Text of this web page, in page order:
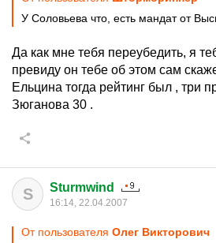
У Соловьева что, есть мандат от
Да как мне тебя переубедить, я
превиду он тебе об этом сам
Ельцина тогда рейтинг был , три
Зюганова 30 .
S Sturmwind
16:14, 22.04.2007
От пользователя Олег Виктoрoвич